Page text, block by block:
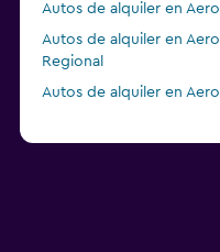
Autos de alquiler en
Autos de alquiler en
Regional
Autos de alquiler en